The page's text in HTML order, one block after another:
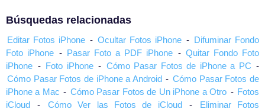
Búsquedas relacionadas
Editar Fotos iPhone - Ocultar Fotos iPhone - Difuminar Fondo
Foto iPhone - Pasar Foto a PDF iPhone - Quitar Fondo Foto
iPhone - Foto iPhone - Cómo Pasar Fotos de iPhone a PC -
Cómo Pasar Fotos de iPhone a Android - Cómo Pasar Fotos de
iPhone a Mac - Cómo Pasar Fotos de Un iPhone a Otro - Fotos
iCloud
- Cómo Ver las Fotos de iCloud -
Eliminar Fotos